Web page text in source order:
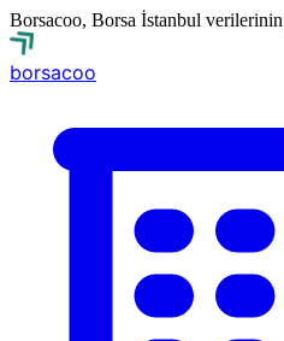
Borsacoo, Borsa İstanbul verilerinin
borsacoo